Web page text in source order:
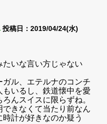
投稿日：2019/04/24(水)
たいな言い方じゃない
ル、エテルナのコンチ
いるし、鉄道懐中を愛
んスイスに限らずね。
きなくて当たり前なん
計が好きなのか疑う